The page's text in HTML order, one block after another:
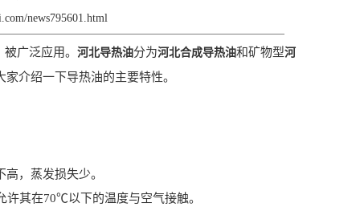
news795601.html
广泛应用。 河北导热油分为河北合成导热油和矿物型河
家介绍一下导热油的主要特性。
，蒸发损失少。
其在70℃以下的温度与空气接触。